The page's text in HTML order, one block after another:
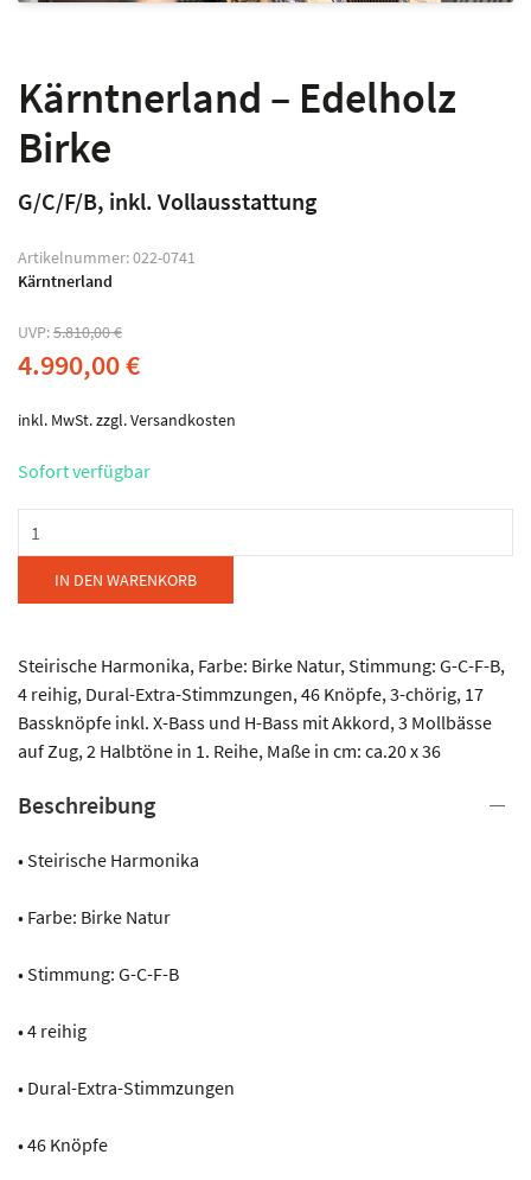
Kärntnerland – Edelholz
Birke
G/C/F/B, inkl. Vollausstattung
Artikelnummer:022-0741
Kärntnerland
UVP:5.810,00€
4.990,00€
inkl. MwSt.zzgl.Versandkosten
Sofort verfügbar
-
Edelholz
Birke
IN DEN WARENKORB
Steirische Harmonika, Farbe: Birke Natur, Stimmung: G-C-F-B,
4 reihig, Dural-Extra-Stimmzungen, 46 Knöpfe, 3-chörig, 17
Bassknöpfe inkl. X-Bass und H-Bass mit Akkord, 3 Mollbässe
auf Zug, 2 Halbtöne in 1. Reihe, Maße in cm: ca.20 x 36
Beschreibung
• Steirische Harmonika
• Farbe: Birke Natur
• Stimmung: G-C-F-B
• 4 reihig
• Dural-Extra-Stimmzungen
• 46 Knöpfe